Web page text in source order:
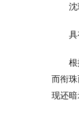
具
而衔
现还